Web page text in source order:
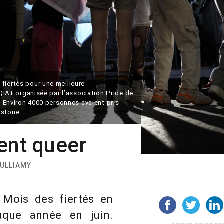
pour une meilleure
organisée par l’association Pride de
4000 personnes avaient pris
queer
des fiertés en
année en juin.